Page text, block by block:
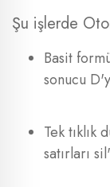
Şu işlerde
Basit
sonucu
Tek tıklık
satırları